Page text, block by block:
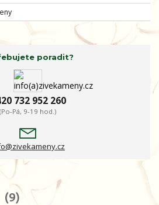
poradit?
732 952 260
(Po-Pá, 9-19 hod.)
9